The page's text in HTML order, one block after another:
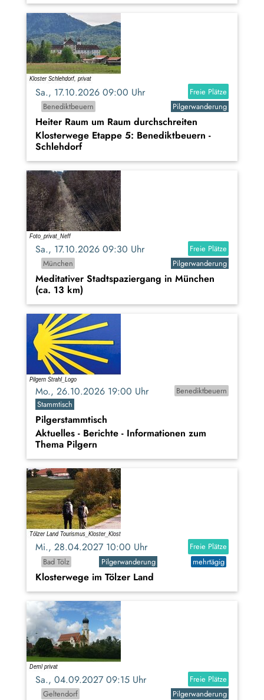
Sa., 17.10.2026 09:00 Uhr
Freie Plätze
Benediktbeuern
Pilgerwanderung
Heiter Raum um Raum durchschreiten
Klosterwege Etappe 5: Benediktbeuern -
Schlehdorf
Sa., 17.10.2026 09:30 Uhr
Freie Plätze
München
Pilgerwanderung
Meditativer Stadtspaziergang in München
(ca. 13 km)
Mo., 26.10.2026 19:00 Uhr
Benediktbeuern
Stammtisch
Pilgerstammtisch
Aktuelles - Berichte - Informationen zum
Thema Pilgern
Mi., 28.04.2027 10:00 Uhr
Freie Plätze
Bad Tölz
Pilgerwanderung mehrtägig
Klosterwege im Tölzer Land
Sa., 04.09.2027 09:15 Uhr
Freie Plätze
Geltendorf
Pilgerwanderung